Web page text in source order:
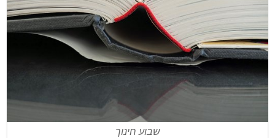
שבוע חינוך